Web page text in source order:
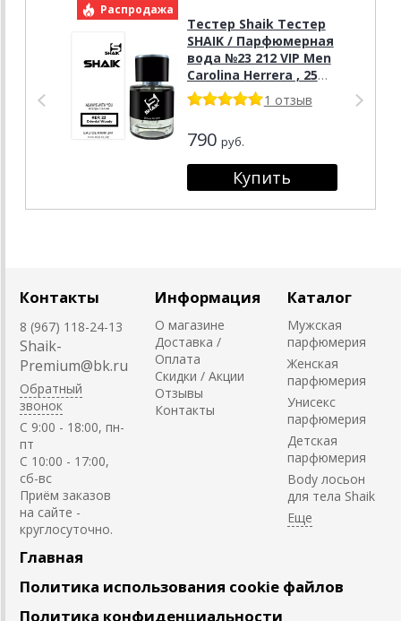
Распродажа
Тестер Shaik Тестер
SHAIK / Парфюмерная
вода №23 212 VIP Men
Carolina Herrera , 25
мл.
1 отзыв
790 руб.
Контакты
8 (967) 118-24-13
Shaik-
Premium@bk.ru
Обратный
звонок
C 9:00 - 18:00, пн-
пт
С 10:00 - 17:00,
сб-вс
Приём заказов
на сайте -
круглосуточно.
Информация
О магазине
Доставка /
Оплата
Скидки / Акции
Отзывы
Контакты
Каталог
Мужская
парфюмерия
Женская
парфюмерия
Унисекс
парфюмерия
Детская
парфюмерия
Body лосьон
для тела Shaik
Главная
Политика использования cookie файлов
Политика конфиденциальности